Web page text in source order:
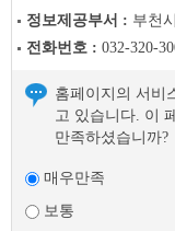
정보제공부서 : 부천
전화번호 : 032-320-
홈페이지의 서비
고 있습니다. 이
만족하셨습니까?
매우만족
보통